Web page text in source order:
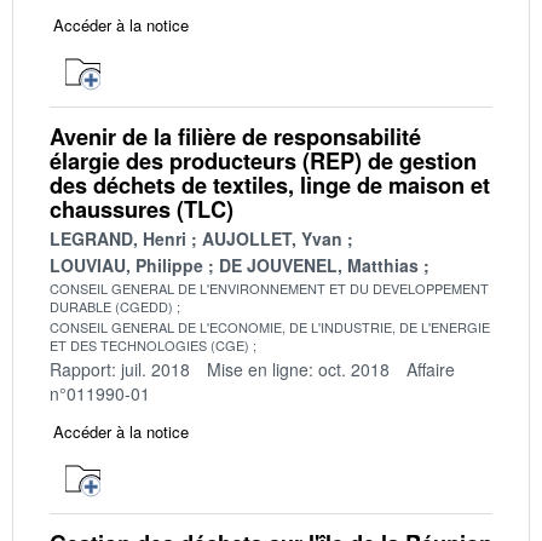
Accéder à la notice
Avenir de la filière de responsabilité
élargie des producteurs (REP) de gestion
des déchets de textiles, linge de maison et
chaussures (TLC)
LEGRAND, Henri
AUJOLLET, Yvan
LOUVIAU, Philippe
DE JOUVENEL, Matthias
CONSEIL GENERAL DE L'ENVIRONNEMENT ET DU DEVELOPPEMENT
DURABLE (CGEDD)
CONSEIL GENERAL DE L'ECONOMIE, DE L'INDUSTRIE, DE L'ENERGIE
ET DES TECHNOLOGIES (CGE)
Rapport: juil. 2018 Mise en ligne: oct. 2018
Affaire
n°011990-01
Accéder à la notice